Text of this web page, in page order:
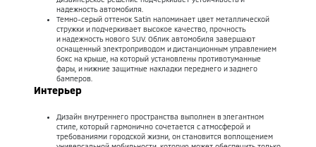
надежность автомобиля.
Темно-серый оттенок Satin напоминает цвет металлической
стружки и подчеркивает высокое качество, прочность
и надежность нового SUV. Облик автомобиля завершают
оснащенный электроприводом и дистанционным управлением
бокс на крыше, на который установлены противотуманные
фары, и нижние защитные накладки переднего и заднего
бамперов.
Интерьер
Дизайн внутреннего пространства выполнен в элегантном
стиле, который гармонично сочетается с атмосферой и
требованиями городской жизни, он становится воплощением